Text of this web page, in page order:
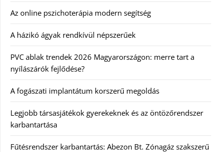
Az online pszichoterápia modern segítség
A házikó ágyak rendkívül népszerűek
PVC ablak trendek 2026 Magyarországon: merre tart a
nyílászárók fejlődése?
A fogászati implantátum korszerű megoldás
Legjobb társasjátékok gyerekeknek és az öntözőrendszer
karbantartása
Fűtésrendszer karbantartás: Abezon Bt. Zónagáz szakszerű